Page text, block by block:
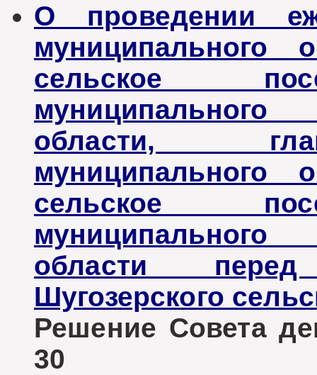
О проведении
муниципального
сельское
муниципального
области,
муниципального
сельское
муниципального
области
Шугозерского
Решение Совета
30